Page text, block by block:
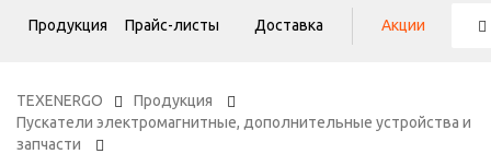
Продукция Прайс-листы Доставка Акции
TEXENERGO
Продукция
Пускатели электромагнитные, дополнительные устройства и
запчасти